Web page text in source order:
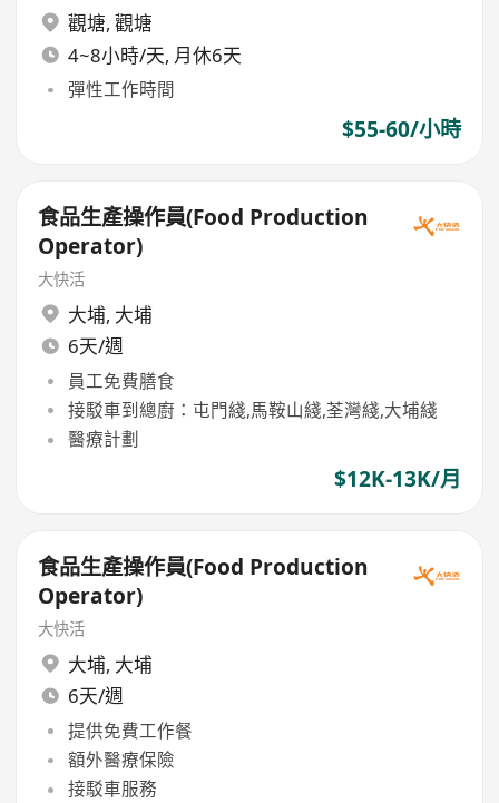
觀塘, 觀塘
4~8小時/天, 月休6天
彈性工作時間
$55-60/小時
食品生產操作員(Food Production
Operator)
大快活
大埔, 大埔
6天/週
員工免費膳食
接駁車到總廚：屯門綫,馬鞍山綫,荃灣綫,大埔綫
醫療計劃
$12K-13K/月
食品生產操作員(Food Production
Operator)
大快活
大埔, 大埔
6天/週
提供免費工作餐
額外醫療保險
接駁車服務